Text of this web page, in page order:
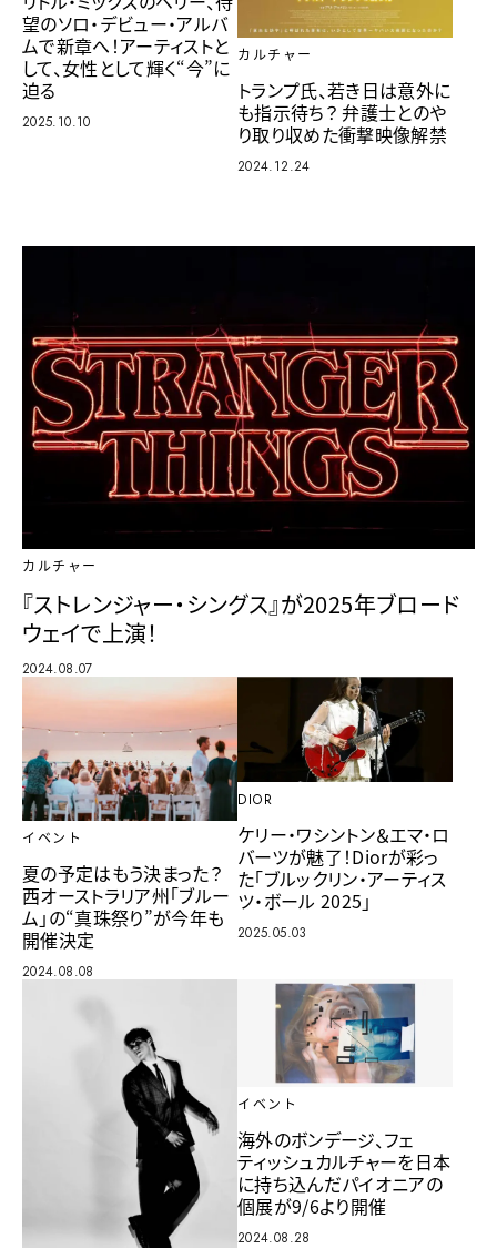
望のソロ・デビュー・アルバ
ムで新章へ！アーティストと
して、女性として輝く“今”に
迫る
2025.10.10
カルチャー
トランプ氏、若き日は意外に
も指示待ち？ 弁護士とのや
り取り収めた衝撃映像解禁
2024.12.24
カルチャー
『ストレンジャー・シングス』が2025年ブロード
ウェイで上演！
2024.08.07
イベント
夏の予定はもう決まった？
西オーストラリア州「ブルー
ム」の“真珠祭り”が今年も
開催決定
2024.08.08
DIOR
ケリー・ワシントン＆エマ・ロ
バーツが魅了！Diorが彩っ
た「ブルックリン・アーティス
ツ・ボール 2025」
2025.05.03
イベント
海外のボンデージ、フェ
ティッシュカルチャーを日本
に持ち込んだパイオニアの
個展が9/6より開催
2024.08.28